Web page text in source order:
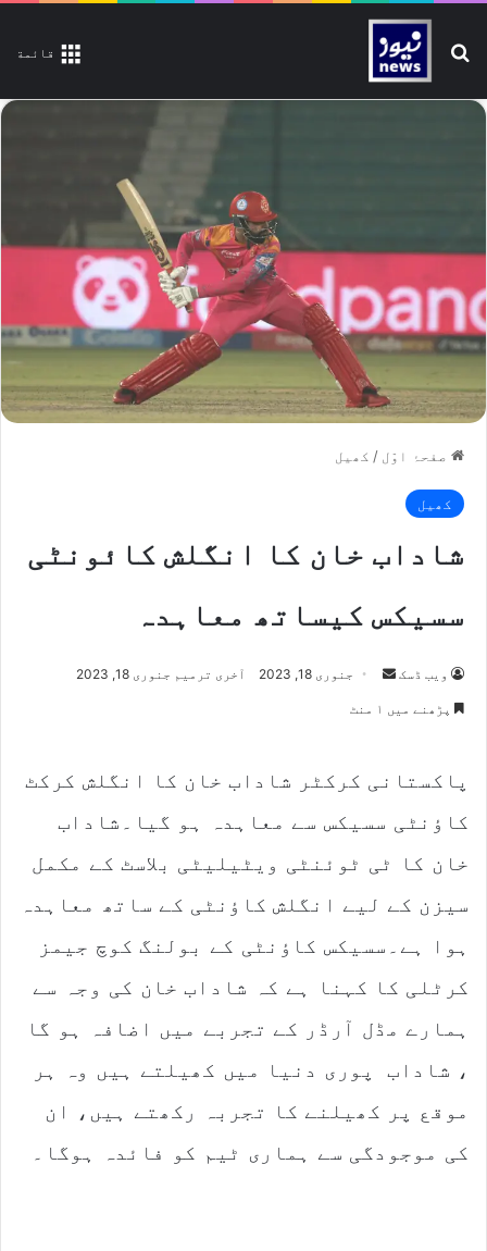
قائمة تلاش کیجیے
صفحۂ اوّل / کھیل
کھیل
شاداب خان کا انگلش کائونٹی
سسیکس کیساتھ معاہدہ
ویب ڈسک
Send جنوری 18, 2023 آخری ترمیم جنوری 18, 2023
پڑھنے میں ۱ منٹ
پاکستانی کرکٹر شاداب خان کا انگلش کرکٹ
کاؤنٹی سسیکس سے معاہدہ ہو گیا۔شاداب
خان کا ٹی ٹوئنٹی ویٹیلیٹی بلاسٹ کے مکمل
سیزن کے لیے انگلش کاؤنٹی کے ساتھ معاہدہ
ہوا ہے۔سسیکس کاؤنٹی کے بولنگ کوچ جیمز
کرٹلی کا کہنا ہے کہ شاداب خان کی وجہ سے
ہمارے مڈل آرڈر کے تجربے میں اضافہ ہو گا
، شاداب پوری دنیا میں کھیلتے ہیں وہ ہر
موقع پر کھیلنے کا تجربہ رکھتے ہیں، ان
کی موجودگی سے ہماری ٹیم کو فائدہ ہوگا۔